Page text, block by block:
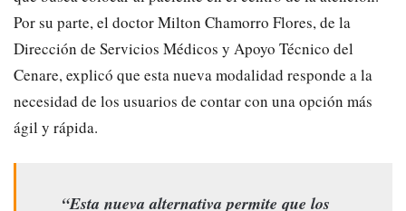
Por su parte, el doctor Milton Chamorro Flores, de la
Dirección de Servicios Médicos y Apoyo Técnico del
Cenare, explicó que esta nueva modalidad responde a la
necesidad de los usuarios de contar con una opción más
ágil y rápida.
“Esta nueva alternativa permite que los